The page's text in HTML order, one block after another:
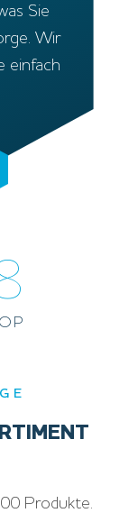
Sie
Wir
einfach
Produkte.